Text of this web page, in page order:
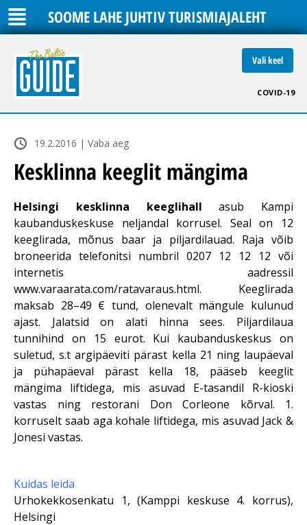
SOOME LAHE JUHTIV TURISMIAJALEHT
Vali keel
COVID-19
19.2.2016 | Vaba aeg
Kesklinna keeglit mängima
Helsingi kesklinna keeglihall asub Kampi
kaubanduskeskuse neljandal korrusel. Seal on 12
keeglirada, mõnus baar ja piljardilauad. Raja võib
broneerida telefonitsi numbril 0207 12 12 12 või
internetis aadressil
www.varaarata.com/ratavaraus.html. Keeglirada
maksab 28–49 € tund, olenevalt mängule kulunud
ajast. Jalatsid on alati hinna sees. Piljardilaua
tunnihind on 15 eurot. Kui kaubanduskeskus on
suletud, s.t argipäeviti pärast kella 21 ning laupäeval
ja pühapäeval pärast kella 18, pääseb keeglit
mängima liftidega, mis asuvad E-tasandil R-kioski
vastas ning restorani Don Corleone kõrval. 1.
korruselt saab aga kohale liftidega, mis asuvad Jack &
Jonesi vastas.
Kuidas leida
Urhokekkosenkatu 1, (Kamppi keskuse 4. korrus),
Helsingi